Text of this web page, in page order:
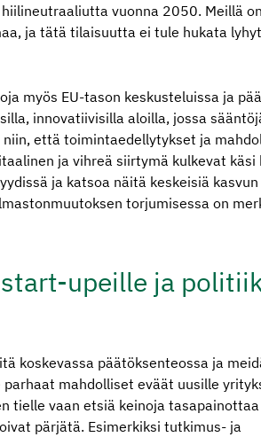
vuonna 2050. Meillä
ja tätä tilaisuutta ei tule hukata
myös EU-tason keskusteluissa ja
innovatiivisilla aloilla, jossa
että toimintaedellytykset ja
ja vihreä siirtymä kulkevat käsi
ja katsoa näitä keskeisiä
torjumisessa on
upeille ja
koskevassa päätöksenteossa ja
mahdolliset eväät uusille
tielle vaan etsiä keinoja
pärjätä. Esimerkiksi tutkimus- ja